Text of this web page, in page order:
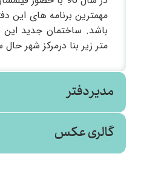
مهمترین برنامه های این
متر زیر بنا درمرکز شهر
مدیر دفتر
گالری عکس